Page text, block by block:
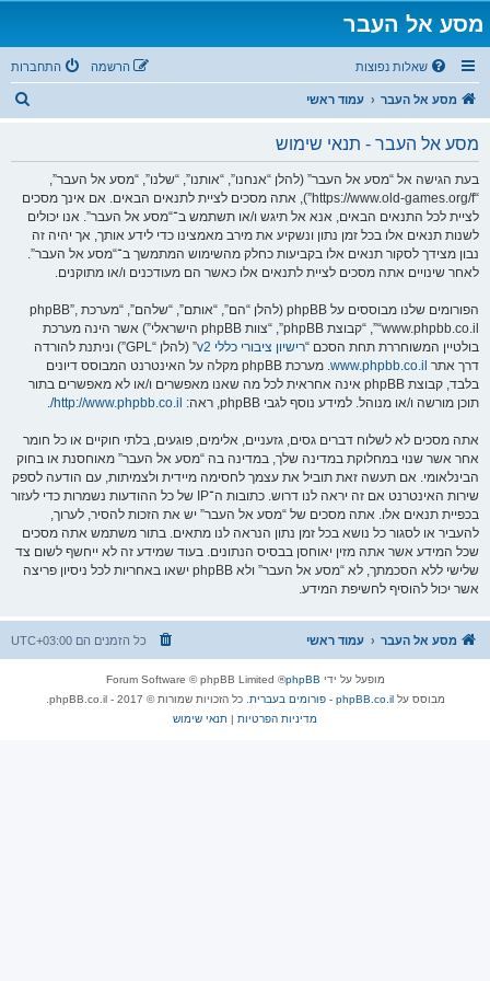
מסע אל העבר
שאלות נפוצות התחברות הרשמה
מסע אל העבר עמוד ראשי
מסע אל העבר - תנאי שימוש
בעת הגישה אל “מסע אל העבר” (להלן “אנחנו”, “אותנו”, “שלנו”, “מסע אל העבר”,
“https://www.old-games.org/f”), אתה מסכים לציית לתנאים הבאים. אם אינך מסכים
לציית לכל התנאים הבאים, אנא אל תיגש ו/או תשתמש ב־“מסע אל העבר”. אנו יכולים
לשנות תנאים אלו בכל זמן נתון ונשקיע את מירב מאמצינו כדי לידע אותך, אך יהיה זה
נבון מצידך לסקור תנאים אלו בקביעות כחלק מהשימוש המתמשך ב־“מסע אל העבר”.
לאחר שינויים אתה מסכים לציית לתנאים אלו כאשר הם מעודכנים ו/או מתוקנים.
הפורומים שלנו מבוססים על phpBB (להלן “הם”, “אותם”, “שלהם”, “מערכת phpBB”,
“www.phpbb.co.il”, “קבוצת phpBB”, “צוות phpBB הישראלי”) אשר הינה מערכת
בולטיין המשוחררת תחת הסכם “רישיון ציבורי כללי v2
” (להלן “GPL”) וניתנת להורדה
דרך אתר www.phpbb.co.il
. מערכת phpBB מקלה על האינטרנט המבוסס דיונים
בלבד, קבוצת phpBB אינה אחראית לכל מה שאנו מאפשרים ו/או לא מאפשרים בתור
תוכן מורשה ו/או מנוהל. למידע נוסף לגבי phpBB, ראה:
http://www.phpbb.co.il/
.
אתה מסכים לא לשלוח דברים גסים, גזעניים, אלימים, פוגעים, בלתי חוקיים או כל חומר
אחר אשר שנוי במחלוקת במדינה שלך, במדינה בה “מסע אל העבר” מאוחסנת או בחוק
הבינלאומי. אם תעשה זאת תוביל את עצמך לחסימה מיידית ולצמיתות, עם הודעה לספק
שירות האינטרנט אם זה יראה לנו דרוש. כתובות ה־IP של כל ההודעות נשמרות כדי לעזור
בכפיית תנאים אלו. אתה מסכים של “מסע אל העבר” יש את הזכות להסיר, לערוך,
להעביר או לסגור כל נושא בכל זמן נתון הנראה לנו מתאים. בתור משתמש אתה מסכים
שכל המידע אשר אתה מזין יאוחסן בבסיס הנתונים. בעוד שמידע זה לא ייחשף לשום צד
שלישי ללא הסכמתך, לא “מסע אל העבר” ולא phpBB ישאו באחריות לכל ניסיון פריצה
אשר יכול להוסיף לחשיפת המידע.
מסע אל העבר עמוד ראשי כל הזמנים הם UTC+03:00
מופעל על ידי phpBB
® Forum Software © phpBB Limited
מבוסס עלphpBB.co.il - פורומים בעברית
. כל הזכויות שמורות © 2017 - phpBB.co.il.
מדיניות הפרטיות | תנאי שימוש